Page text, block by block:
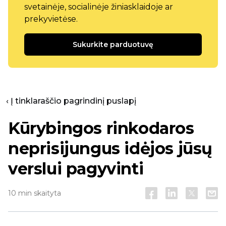
svetainėje, socialinėje žiniasklaidoje ar
prekyvietėse.
Sukurkite parduotuvę
‹ Į tinklaraščio pagrindinį puslapį
Kūrybingos rinkodaros
neprisijungus idėjos jūsų
verslui pagyvinti
10 min skaityta